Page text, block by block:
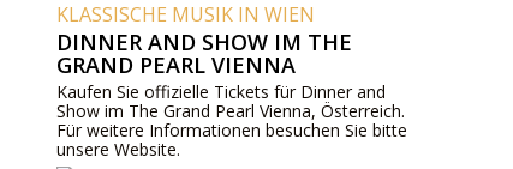
KLASSISCHE MUSIK IN WIEN
DINNER AND SHOW IM THE
GRAND PEARL VIENNA
Kaufen Sie offizielle Tickets für Dinner and
Show im The Grand Pearl Vienna, Österreich.
Für weitere Informationen besuchen Sie bitte
unsere Website.